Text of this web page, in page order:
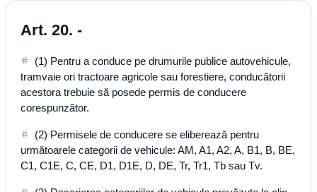
Art. 20. -
(1) Pentru a conduce pe drumurile publice autovehicule,
tramvaie ori tractoare agricole sau forestiere, conducătorii
acestora trebuie să posede permis de conducere
corespunzător.
(2) Permisele de conducere se eliberează pentru
următoarele categorii de vehicule: AM, A1, A2, A, B1, B, BE,
C1, C1E, C, CE, D1, D1E, D, DE, Tr, Tr1, Tb sau Tv.